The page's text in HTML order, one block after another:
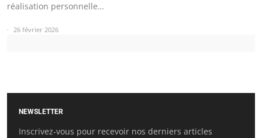
réalisation personnelle…
26 février 2026
NEWSLETTER
Inscrivez-vous pour recevoir nos derniers articles